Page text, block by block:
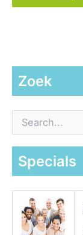
Zoek
a
Specials